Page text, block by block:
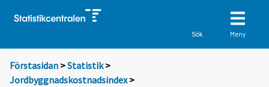
Sök Meny
Förstasidan >Statistik >
Jordbyggnadskostnadsindex>